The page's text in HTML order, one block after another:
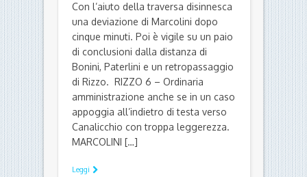
Con l’aiuto della traversa disinnesca
una deviazione di Marcolini dopo
cinque minuti. Poi è vigile su un paio
di conclusioni dalla distanza di
Bonini, Paterlini e un retropassaggio
di Rizzo. RIZZO 6 – Ordinaria
amministrazione anche se in un caso
appoggia all’indietro di testa verso
Canalicchio con troppa leggerezza.
MARCOLINI […]
Leggi